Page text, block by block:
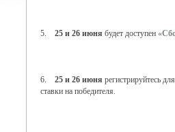
5. 25 и 26 июня будет доступен
6. 25 и 26 июня регистрируйтесь
ставки на победителя.